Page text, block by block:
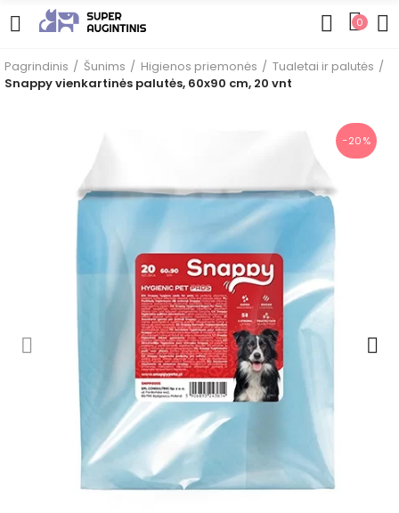
0
Pagrindinis Šunims Higienos priemonės
Tualetai ir palutės
Snappy vienkartinės palutės, 60x90 cm, 20 vnt
−20%